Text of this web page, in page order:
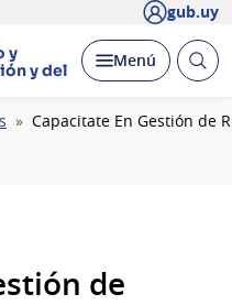
gub.uy
y
y del
Desplegar
Menú Abrir
Capacitate En Gestión de
de